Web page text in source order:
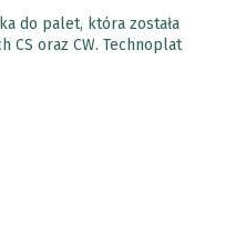
do palet, która została
CS oraz CW. Technoplat